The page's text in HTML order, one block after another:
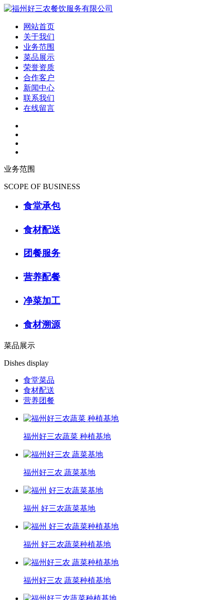
网站首页
关于我们
业务范围
菜品展示
荣誉资质
合作客户
新闻中心
联系我们
在线留言
业务范围
SCOPE OF BUSINESS
食堂承包
食材配送
团餐服务
营养配餐
净菜加工
食材溯源
菜品展示
Dishes display
食堂菜品
食材配送
营养团餐
福州好三农蔬菜 种植基地
福州好三农 蔬菜基地
福州 好三农蔬菜基地
福州 好三农蔬菜种植基地
福州好三农 蔬菜种植基地